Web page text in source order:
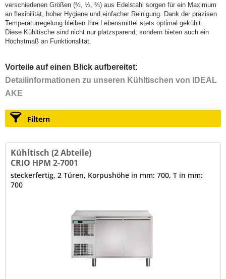
verschiedenen Größen (½, ⅓, ⅔) aus Edelstahl sorgen für ein Maximum
an flexibilität, hoher Hygiene und einfacher Reinigung. Dank der präzisen
Temperaturregelung bleiben Ihre Lebensmittel stets optimal gekühlt.
Diese Kühltische sind nicht nur platzsparend, sondern bieten auch ein
Höchstmaß an Funktionalität.
Vorteile auf einen Blick aufbereitet:
Detailinformationen zu unseren Kühltischen von IDEAL
AKE
Filtern
Kühltisch (2 Abteile)
CRIO HPM 2-7001
steckerfertig, 2 Türen, Korpushöhe in mm: 700, T in mm:
700